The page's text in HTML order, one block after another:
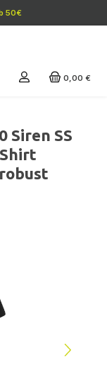
50€
0,00 €
Siren SS